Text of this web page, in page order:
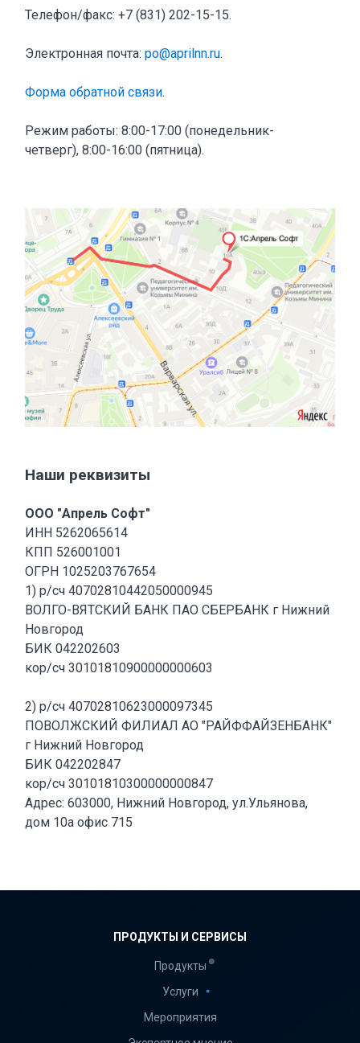
Телефон/факс: +7 (831) 202-15-15.
Электронная почта: po@aprilnn.ru.
Форма обратной связи.
Режим работы: 8:00-17:00 (понедельник-
четверг), 8:00-16:00 (пятница).
Наши реквизиты
ООО "Апрель Софт"
ИНН 5262065614
КПП 526001001
ОГРН 1025203767654
1) р/сч 40702810442050000945
ВОЛГО-ВЯТСКИЙ БАНК ПАО СБЕРБАНК г Нижний
Новгород
БИК 042202603
кор/сч 30101810900000000603
2) р/сч 40702810623000097345
ПОВОЛЖСКИЙ ФИЛИАЛ АО "РАЙФФАЙЗЕНБАНК"
г Нижний Новгород
БИК 042202847
кор/сч 30101810300000000847
Адрес: 603000, Нижний Новгород, ул.Ульянова,
дом 10а офис 715
ПРОДУКТЫ И СЕРВИСЫ
Продукты
Услуги
Мероприятия